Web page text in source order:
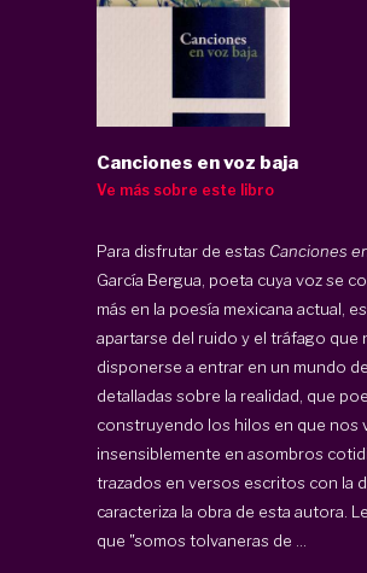
Canciones en voz baja
Ve más sobre este libro
Para disfrutar de estas Canciones
García Bergua, poeta cuya voz se
más en la poesía mexicana actual,
apartarse del ruido y el tráfago que
disponerse a entrar en un mundo
detalladas sobre la realidad, que
construyendo los hilos en que nos
insensiblemente en asombros
trazados en versos escritos con la
caracteriza la obra de esta autora.
que "somos tolvaneras de ...